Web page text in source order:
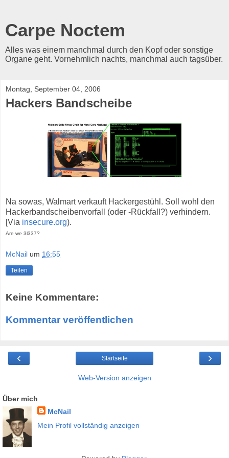
Carpe Noctem
Alles was einem manchmal durch den Kopf oder sonstige
Organe geht. Vornehmlich nachts, manchmal auch tagsüber.
Montag, September 04, 2006
Hackers Bandscheibe
Na sowas, Walmart verkauft Hackergestühl. Soll wohl den
Hackerbandscheibenvorfall (oder -Rückfall?) verhindern.
[Via insecure.org).
Are we 3l337?
McNail um 16:55
Teilen
Keine Kommentare:
Kommentar veröffentlichen
‹ ›
Startseite
Web-Version anzeigen
Über mich
McNail
Mein Profil vollständig anzeigen